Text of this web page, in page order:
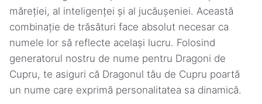
măreției, al inteligenței și al jucăușeniei. Această
combinație de trăsături face absolut necesar ca
numele lor să reflecte același lucru. Folosind
generatorul nostru de nume pentru Dragoni de
Cupru, te asiguri că Dragonul tău de Cupru poartă
un nume care exprimă personalitatea sa dinamică.